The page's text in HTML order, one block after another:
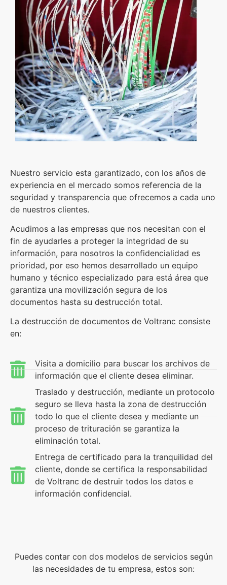
Nuestro servicio esta garantizado, con los años de
experiencia en el mercado somos referencia de la
seguridad y transparencia que ofrecemos a cada uno
de nuestros clientes.
Acudimos a las empresas que nos necesitan con el
fin de ayudarles a proteger la integridad de su
información, para nosotros la confidencialidad es
prioridad, por eso hemos desarrollado un equipo
humano y técnico especializado para está área que
garantiza una movilización segura de los
documentos hasta su destrucción total.
La destrucción de documentos de Voltranc consiste
en:
Visita a domicilio para buscar los archivos de
información que el cliente desea eliminar.
Traslado y destrucción, mediante un protocolo
seguro se lleva hasta la zona de destrucción
todo lo que el cliente desea y mediante un
proceso de trituración se garantiza la
eliminación total.
Entrega de certificado para la tranquilidad del
cliente, donde se certifica la responsabilidad
de Voltranc de destruir todos los datos e
información confidencial.
Puedes contar con dos modelos de servicios según
las necesidades de tu empresa, estos son: